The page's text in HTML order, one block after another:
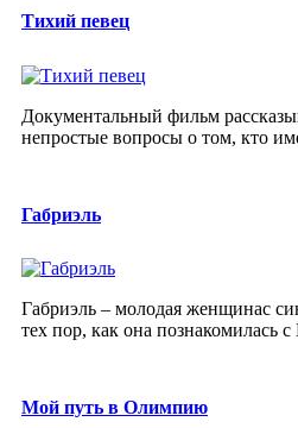
Тихий певец
Документальный фильм
непростые вопросы о том, кто
Габриэль
Габриэль – молодая женщинас
тех пор, как она познакомилась
Мой путь в Олимпию